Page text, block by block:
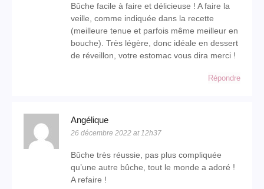
Bûche facile à faire et délicieuse ! A faire la
veille, comme indiquée dans la recette
(meilleure tenue et parfois même meilleur en
bouche). Très légère, donc idéale en dessert
de réveillon, votre estomac vous dira merci !
Répondre
Angélique
26 décembre 2022 at 12h37
Bûche très réussie, pas plus compliquée
qu’une autre bûche, tout le monde a adoré !
A refaire !